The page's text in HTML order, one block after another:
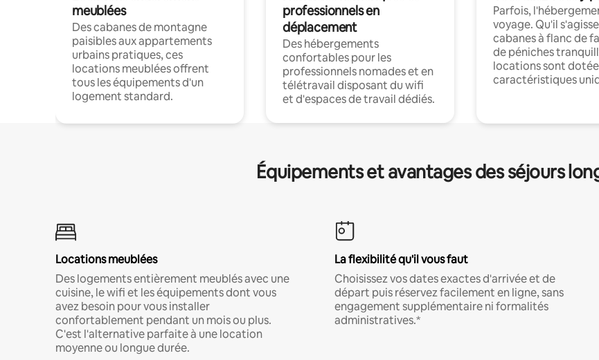
meublées
Des cabanes de montagne
paisibles aux appartements
urbains pratiques, ces
locations meublées offrent
tous les équipements d'un
logement standard.
professionnels en
déplacement
Des hébergements
confortables pour les
professionnels nomades et en
télétravail disposant du wifi
et d'espaces de travail dédiés.
Parfois,
voyage. Qu'il
cabanes à flanc de
de péniches
locations sont
caractéristiques
Équipements et avantages des séjours
Locations meublées
Des logements entièrement meublés avec une
cuisine, le wifi et les équipements dont vous
avez besoin pour vous installer
confortablement pendant un mois ou plus.
C'est l'alternative parfaite à une location
moyenne ou longue durée.
La flexibilité qu'il vous faut
Choisissez vos dates exactes d'arrivée et de
départ puis réservez facilement en ligne, sans
engagement supplémentaire ni formalités
administratives.*